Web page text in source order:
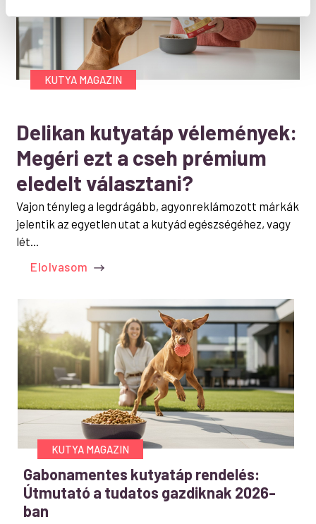
KUTYA MAGAZIN
Delikan kutyatáp vélemények:
Megéri ezt a cseh prémium
eledelt választani?
Vajon tényleg a legdrágább, agyonreklámozott márkák
jelentik az egyetlen utat a kutyád egészségéhez, vagy
lét...
Elolvasom
KUTYA MAGAZIN
Gabonamentes kutyatáp rendelés:
Útmutató a tudatos gazdiknak 2026-
ban